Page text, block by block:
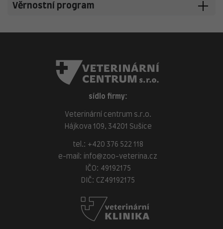
Věrnostní program
sídlo firmy:
Veterinární centrum s.r.o.
Hájkova 109, 34201 Sušice
tel.: +420 376 522 118
e-mail:
info@zoo-veterina.cz
IČO: 49192175
DIČ: CZ49192175